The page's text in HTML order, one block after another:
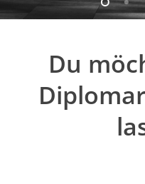
Du